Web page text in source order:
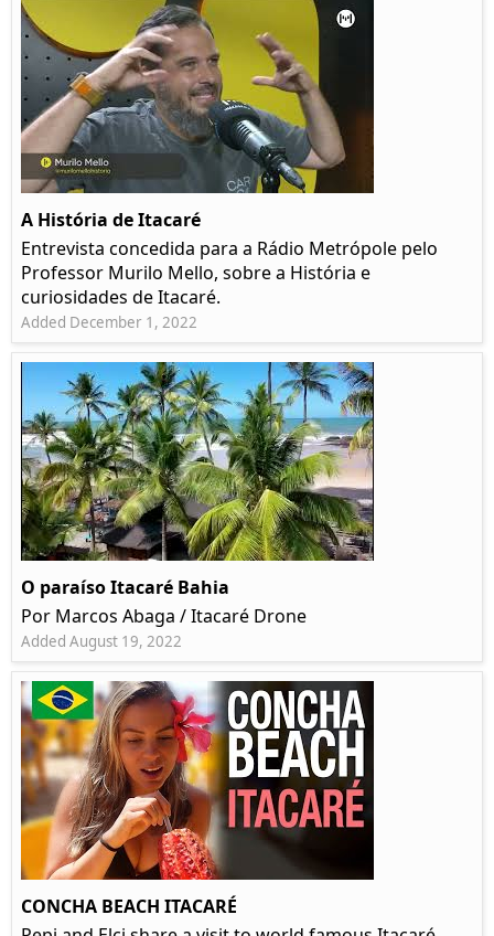
A História de Itacaré
Entrevista concedida para a Rádio Metrópole pelo
Professor Murilo Mello, sobre a História e
curiosidades de Itacaré.
Added December 1, 2022
O paraíso Itacaré Bahia
Por Marcos Abaga / Itacaré Drone
Added August 19, 2022
CONCHA BEACH ITACARÉ